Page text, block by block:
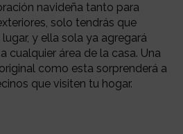
navideña tanto para
solo tendrás que
y ella sola ya agregará
cualquier área de la casa. Una
como esta sorprenderá a
que visiten tu hogar.